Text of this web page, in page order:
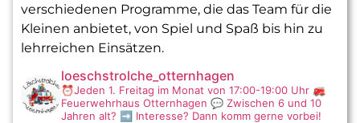
verschiedenen Programme, die das Team für die
Kleinen anbietet, von Spiel und Spaß bis hin zu
lehrreichen Einsätzen.
loeschstrolche_otternhagen
⏰Jeden 1. Freitag im Monat von 17:00-19:00 Uhr 🚒
Feuerwehrhaus Otternhagen 💬 Zwischen 6 und 10
Jahren alt? ➡️ Interesse? Dann komm gerne vorbei!